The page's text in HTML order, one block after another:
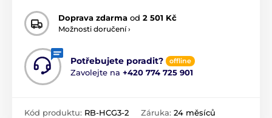
Doprava zdarma od 2 501 Kč
Možnosti doručení ›
Potřebujete poradit? offline
Zavolejte na +420 774 725 901
Kód produktu: RB-HCG3-2 Záruka: 24 měsíců